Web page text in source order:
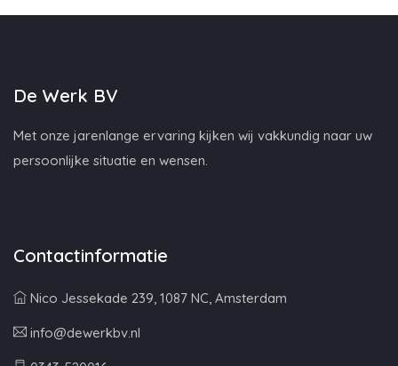
De Werk BV
Met onze jarenlange ervaring kijken wij vakkundig naar uw
persoonlijke situatie en wensen.
Contactinformatie
Nico Jessekade 239, 1087 NC, Amsterdam
info@dewerkbv.nl